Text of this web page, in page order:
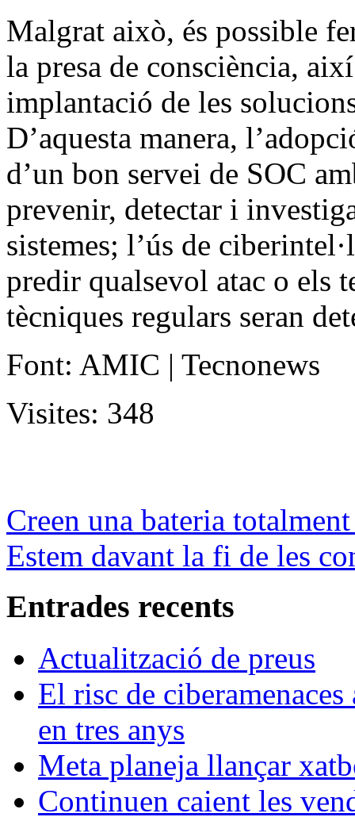
Malgrat això, és possible
la presa de consciència,
implantació de les
D’aquesta manera,
d’un bon servei de SOC
prevenir, detectar i
sistemes; l’ús de
predir qualsevol atac o els
tècniques regulars seran
Font: AMIC | Tecnonews
Visites: 348
Creen una bateria
Estem davant la fi de les
Entrades recents
Actualització de preus
El risc de
en tres anys
Meta planeja llançar
Continuen caient les